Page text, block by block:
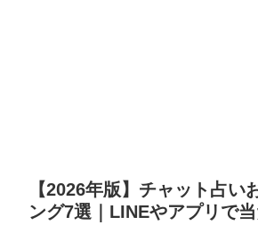
【2026年版】チャット占い
ング7選｜LINEやアプリで